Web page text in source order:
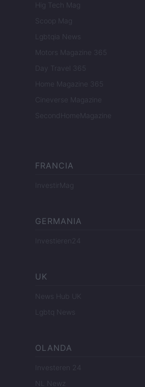
Hig Tech Mag
Scoop Mag
Lgbtqia News
Motors Magazine 365
Day Travel 365
Home Magazine 365
Cineverse Magazine
SecondHomeMagazine
FRANCIA
InvestirMag
GERMANIA
Investieren24
UK
News Hub UK
Lgbtq News
OLANDA
Investeren 24
NL Newz